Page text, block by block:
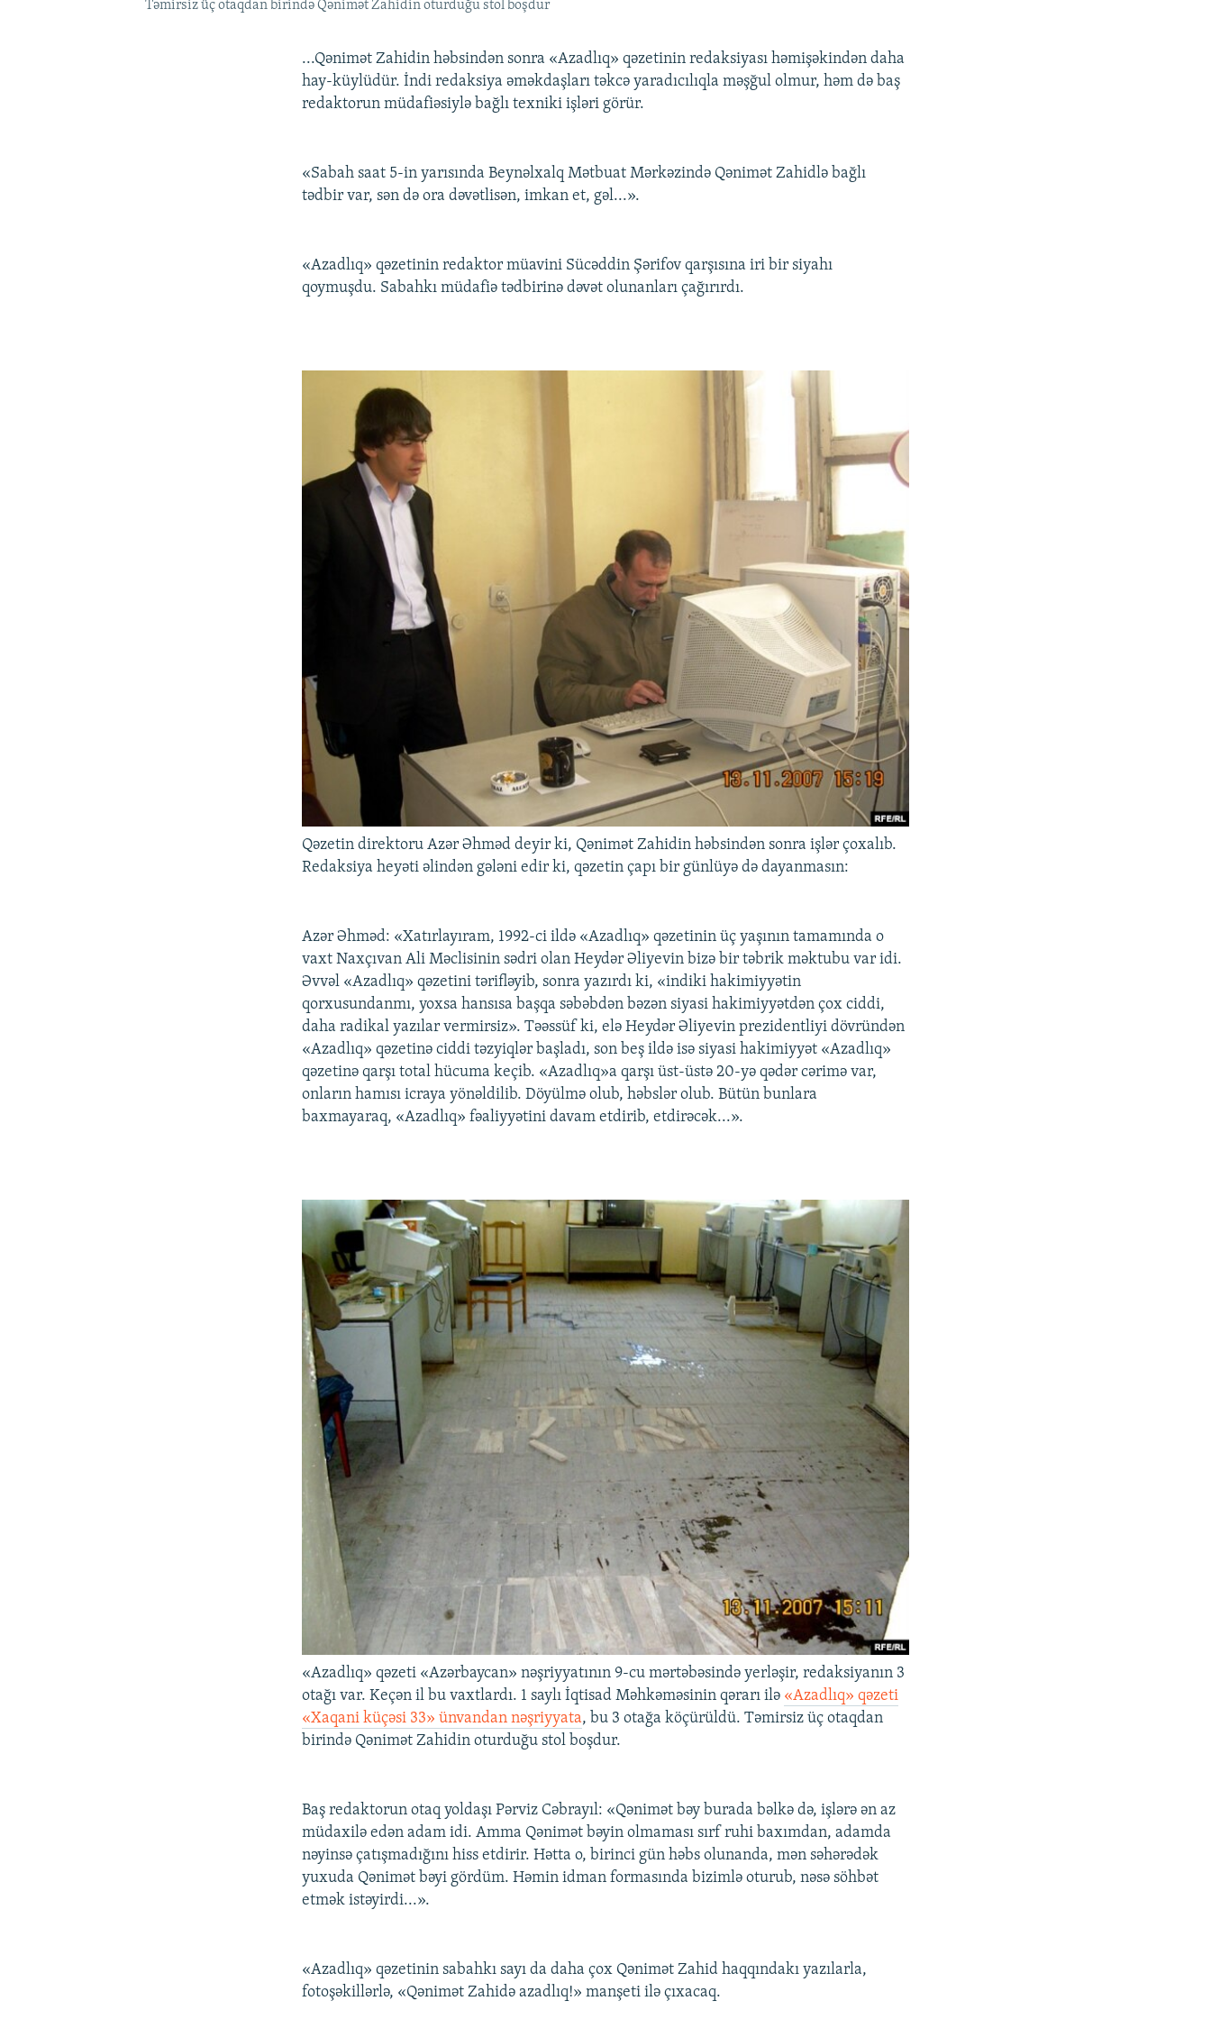
Təmirsiz üç otaqdan birində Qənimət Zahidin oturduğu stol boşdur
...Qənimət Zahidin həbsindən sonra «Azadlıq» qəzetinin redaksiyası həmişəkindən daha
hay-küylüdür. İndi redaksiya əməkdaşları təkcə yaradıcılıqla məşğul olmur, həm də baş
redaktorun müdafiəsiylə bağlı texniki işləri görür.
«Sabah saat 5-in yarısında Beynəlxalq Mətbuat Mərkəzində Qənimət Zahidlə bağlı
tədbir var, sən də ora dəvətlisən, imkan et, gəl...».
«Azadlıq» qəzetinin redaktor müavini Sücəddin Şərifov qarşısına iri bir siyahı
qoymuşdu. Sabahkı müdafiə tədbirinə dəvət olunanları çağırırdı.
Qəzetin direktoru Azər Əhməd deyir ki, Qənimət Zahidin həbsindən sonra işlər çoxalıb.
Redaksiya heyəti əlindən gələni edir ki, qəzetin çapı bir günlüyə də dayanmasın:
Azər Əhməd: «Xatırlayıram, 1992-ci ildə «Azadlıq» qəzetinin üç yaşının tamamında o
vaxt Naxçıvan Ali Məclisinin sədri olan Heydər Əliyevin bizə bir təbrik məktubu var idi.
Əvvəl «Azadlıq» qəzetini tərifləyib, sonra yazırdı ki, «indiki hakimiyyətin
qorxusundanmı, yoxsa hansısa başqa səbəbdən bəzən siyasi hakimiyyətdən çox ciddi,
daha radikal yazılar vermirsiz». Təəssüf ki, elə Heydər Əliyevin prezidentliyi dövründən
«Azadlıq» qəzetinə ciddi təzyiqlər başladı, son beş ildə isə siyasi hakimiyyət «Azadlıq»
qəzetinə qarşı total hücuma keçib. «Azadlıq»a qarşı üst-üstə 20-yə qədər cərimə var,
onların hamısı icraya yönəldilib. Döyülmə olub, həbslər olub. Bütün bunlara
baxmayaraq, «Azadlıq» fəaliyyətini davam etdirib, etdirəcək...».
«Azadlıq» qəzeti «Azərbaycan» nəşriyyatının 9-cu mərtəbəsində yerləşir, redaksiyanın 3
otağı var. Keçən il bu vaxtlardı. 1 saylı İqtisad Məhkəməsinin qərarı ilə «Azadlıq» qəzeti
«Xaqani küçəsi 33» ünvandan nəşriyyata, bu 3 otağa köçürüldü. Təmirsiz üç otaqdan
birində Qənimət Zahidin oturduğu stol boşdur.
Baş redaktorun otaq yoldaşı Pərviz Cəbrayıl: «Qənimət bəy burada bəlkə də, işlərə ən az
müdaxilə edən adam idi. Amma Qənimət bəyin olmaması sırf ruhi baxımdan, adamda
nəyinsə çatışmadığını hiss etdirir. Hətta o, birinci gün həbs olunanda, mən səhərədək
yuxuda Qənimət bəyi gördüm. Həmin idman formasında bizimlə oturub, nəsə söhbət
etmək istəyirdi...».
«Azadlıq» qəzetinin sabahkı sayı da daha çox Qənimət Zahid haqqındakı yazılarla,
fotoşəkillərlə, «Qənimət Zahidə azadlıq!» manşeti ilə çıxacaq.